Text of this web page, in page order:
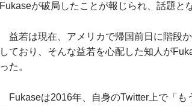
Fukaseが破局したことが報じられ、話題と
益若は現在、アメリカで帰国前日に階段
しており、そんな益若を心配した知人が
った。
Fukaseは2016年、自身のTwitter上で「も